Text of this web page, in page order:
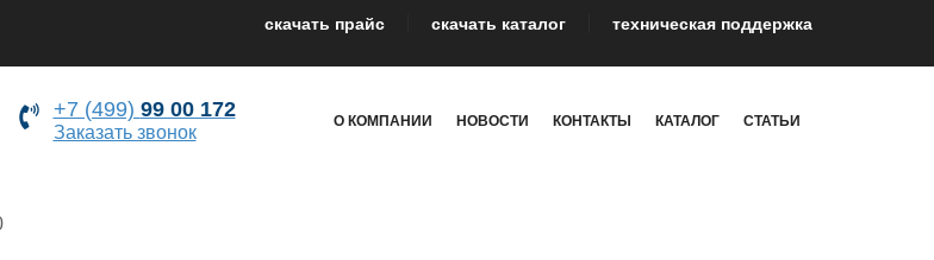
cкачать прайс cкачать каталог техническая поддержка
+7 (499) 99 00 172
Заказать звонок
О КОМПАНИИ НОВОСТИ КОНТАКТЫ КАТАЛОГ СТАТЬИ